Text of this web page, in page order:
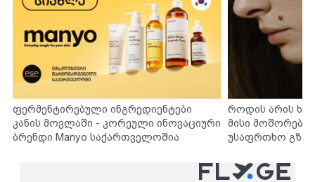
ფერმენტირებული ინგრედიენტები
კანის მოვლაში - კორეული ინოვაციური
ბრენდი Manyo საქართველოშია
როდის არის
მისი
უსაფრთხო